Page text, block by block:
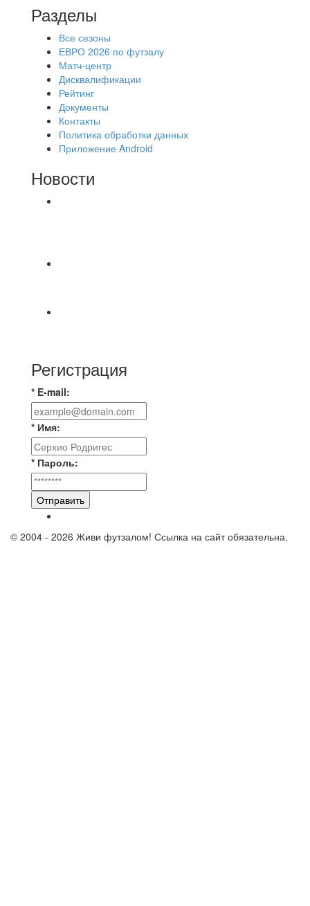
Разделы
Все сезоны
ЕВРО 2026 по футзалу
Матч-центр
Дисквалификации
Рейтинг
Документы
Контакты
Политика обработки данных
Приложение Android
Новости
Регистрация
* E-mail:
* Имя:
* Пароль:
Отправить
© 2004 - 2026 Живи футзалом! Ссылка на сайт обязательна.